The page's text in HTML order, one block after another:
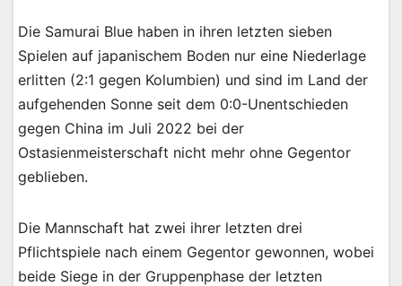
Die Samurai Blue haben in ihren letzten sieben
Spielen auf japanischem Boden nur eine Niederlage
erlitten (2:1 gegen Kolumbien) und sind im Land der
aufgehenden Sonne seit dem 0:0-Unentschieden
gegen China im Juli 2022 bei der
Ostasienmeisterschaft nicht mehr ohne Gegentor
geblieben.
Die Mannschaft hat zwei ihrer letzten drei
Pflichtspiele nach einem Gegentor gewonnen, wobei
beide Siege in der Gruppenphase der letzten